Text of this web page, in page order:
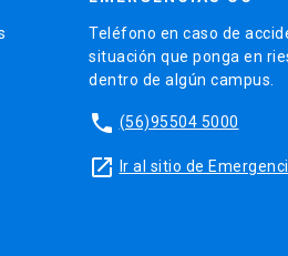
Teléfono en caso de
situación que ponga en
dentro de algún campus.
phone (56)95504 5000
launch Ir al sitio de